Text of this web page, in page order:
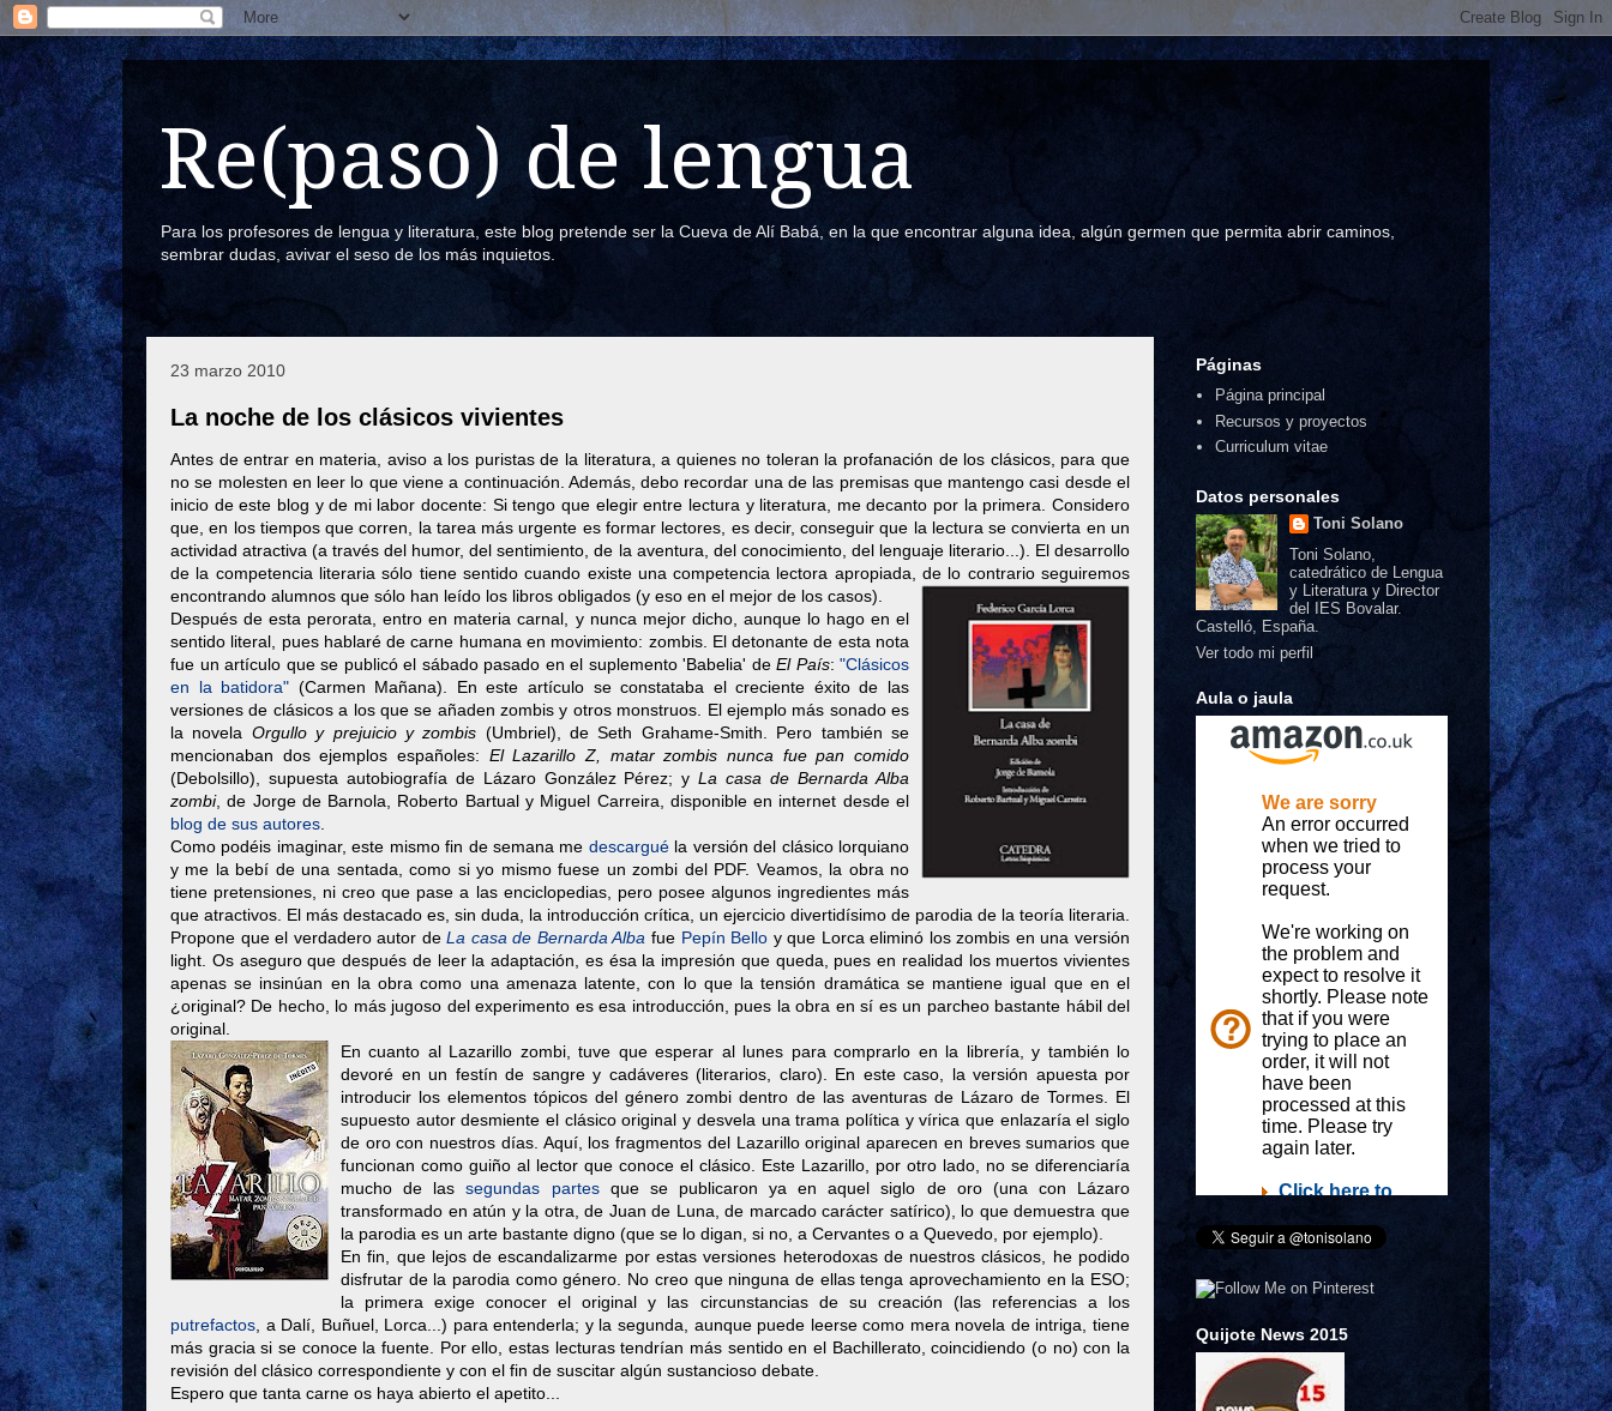
Re(paso) de lengua
Para los profesores de lengua y literatura, este blog pretende ser la Cueva de Alí Babá, en la que encontrar alguna idea, algún germen que permita abrir caminos,
sembrar dudas, avivar el seso de los más inquietos.
23 marzo 2010
La noche de los clásicos vivientes
Antes de entrar en materia, aviso a los puristas de la literatura, a quienes no toleran la profanación de los clásicos, para que
no se molesten en leer lo que viene a continuación. Además, debo recordar una de las premisas que mantengo casi desde el
inicio de este blog y de mi labor docente: Si tengo que elegir entre lectura y literatura, me decanto por la primera. Considero
que, en los tiempos que corren, la tarea más urgente es formar lectores, es decir, conseguir que la lectura se convierta en un
actividad atractiva (a través del humor, del sentimiento, de la aventura, del conocimiento, del lenguaje literario...). El desarrollo
de la competencia literaria sólo tiene sentido cuando existe una competencia lectora apropiada, de lo contrario seguiremos
encontrando alumnos que sólo han leído los libros obligados (y eso en el mejor de los casos).
Después de esta perorata, entro en materia carnal, y nunca mejor dicho, aunque lo hago en el
sentido literal, pues hablaré de carne humana en movimiento: zombis. El detonante de esta nota
fue un artículo que se publicó el sábado pasado en el suplemento 'Babelia' de El País: "Clásicos
en la batidora" (Carmen Mañana). En este artículo se constataba el creciente éxito de las
versiones de clásicos a los que se añaden zombis y otros monstruos. El ejemplo más sonado es
la novela Orgullo y prejuicio y zombis (Umbriel), de Seth Grahame-Smith. Pero también se
mencionaban dos ejemplos españoles: El Lazarillo Z, matar zombis nunca fue pan comido
(Debolsillo), supuesta autobiografía de Lázaro González Pérez; yLa casa de Bernarda Alba
zombi, de Jorge de Barnola, Roberto Bartual y Miguel Carreira, disponible en internet desde el
blog de sus autores
Como podéis imaginar, este mismo fin de semana me descargué la versión del clásico lorquiano
y me la bebí de una sentada, como si yo mismo fuese un zombi del PDF. Veamos, la obra no
tiene pretensiones, ni creo que pase a las enciclopedias, pero posee algunos ingredientes más
que atractivos. El más destacado es, sin duda, la introducción crítica, un ejercicio divertidísimo de parodia de la teoría literaria.
Propone que el verdadero autor deLa casa de Bernarda Alba fue Pepín Bello y que Lorca eliminó los zombis en una versión
light. Os aseguro que después de leer la adaptación, es ésa la impresión que queda, pues en realidad los muertos vivientes
apenas se insinúan en la obra como una amenaza latente, con lo que la tensión dramática se mantiene igual que en el
¿original? De hecho, lo más jugoso del experimento es esa introducción, pues la obra en sí es un parcheo bastante hábil del
original.
En cuanto al Lazarillo zombi, tuve que esperar al lunes para comprarlo en la librería, y también lo
devoré en un festín de sangre y cadáveres (literarios, claro). En este caso, la versión apuesta por
introducir los elementos tópicos del género zombi dentro de las aventuras de Lázaro de Tormes. El
supuesto autor desmiente el clásico original y desvela una trama política y vírica que enlazaría el siglo
de oro con nuestros días. Aquí, los fragmentos del Lazarillo original aparecen en breves sumarios que
funcionan como guiño al lector que conoce el clásico. Este Lazarillo, por otro lado, no se diferenciaría
mucho de lassegundas partesque se publicaron ya en aquel siglo de oro (una con Lázaro
transformado en atún y la otra, de Juan de Luna, de marcado carácter satírico), lo que demuestra que
la parodia es un arte bastante digno (que se lo digan, si no, a Cervantes o a Quevedo, por ejemplo).
En fin, que lejos de escandalizarme por estas versiones heterodoxas de nuestros clásicos, he podido
disfrutar de la parodia como género. No creo que ninguna de ellas tenga aprovechamiento en la ESO;
la primera exige conocer el original y las circunstancias de su creación (las referencias a los
putrefactos , a Dalí, Buñuel, Lorca...) para entenderla; y la segunda, aunque puede leerse como mera novela de intriga, tiene
más gracia si se conoce la fuente. Por ello, estas lecturas tendrían más sentido en el Bachillerato, coincidiendo (o no) con la
revisión del clásico correspondiente y con el fin de suscitar algún sustancioso debate.
Espero que tanta carne os haya abierto el apetito...
Páginas
Página principal
Recursos y proyectos
Curriculum vitae
Datos personales
Toni Solano
Toni Solano,
catedrático de Lengua
y Literatura y Director
del IES Bovalar.
Castelló, España.
Ver todo mi perfil
Aula o jaula
Quijote News 2015